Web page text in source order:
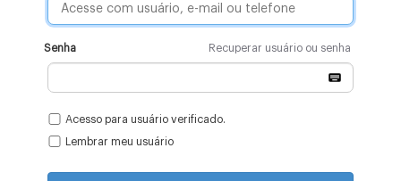
Senha Recuperar usuário ou senha
Acesso para usuário verificado.
Lembrar meu usuário